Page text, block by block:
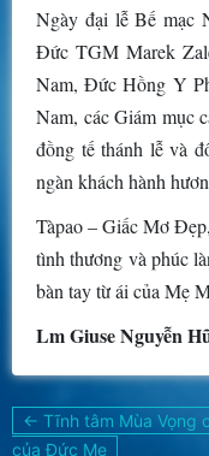
Ngày đại lễ Bế mạc
Đức TGM Marek
Nam, Đức Hồng Y
Nam, các Giám mục
đồng tế thánh lễ và
ngàn khách hành
Tàpao – Giấc Mơ
tình thương và phúc
bàn tay từ ái của Mẹ
Lm Giuse Nguyễn
Điều
hướng
← Tĩnh tâm Mùa Vọng
của Đức Mẹ